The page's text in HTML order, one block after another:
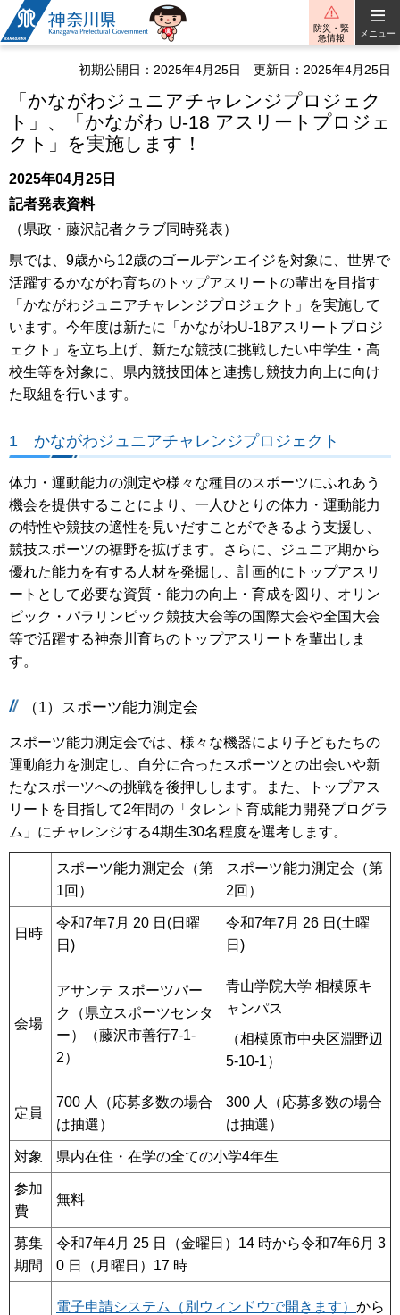
神奈川県
防災・緊
急情報
メニュー
初期公開日：2025年4月25日 更新日：2025年4月25日
「かながわジュニアチャレンジプロジェク
ト」、「かながわ U-18 アスリートプロジェ
クト」を実施します！
2025年04月25日
記者発表資料
（県政・藤沢記者クラブ同時発表）
県では、9歳から12歳のゴールデンエイジを対象に、世界で
活躍するかながわ育ちのトップアスリートの輩出を目指す
「かながわジュニアチャレンジプロジェクト」を実施して
います。今年度は新たに「かながわU-18アスリートプロジ
ェクト」を立ち上げ、新たな競技に挑戦したい中学生・高
校生等を対象に、県内競技団体と連携し競技力向上に向け
た取組を行います。
1 かながわジュニアチャレンジプロジェクト
体力・運動能力の測定や様々な種目のスポーツにふれあう
機会を提供することにより、一人ひとりの体力・運動能力
の特性や競技の適性を見いだすことができるよう支援し、
競技スポーツの裾野を拡げます。さらに、ジュニア期から
優れた能力を有する人材を発掘し、計画的にトップアスリ
ートとして必要な資質・能力の向上・育成を図り、オリン
ピック・パラリンピック競技大会等の国際大会や全国大会
等で活躍する神奈川育ちのトップアスリートを輩出しま
す。
（1）スポーツ能力測定会
スポーツ能力測定会では、様々な機器により子どもたちの
運動能力を測定し、自分に合ったスポーツとの出会いや新
たなスポーツへの挑戦を後押しします。また、トップアス
リートを目指して2年間の「タレント育成能力開発プログラ
ム」にチャレンジする4期生30名程度を選考します。
スポーツ能力測定会（第
1回）
スポーツ能力測定会（第
2回）
日時
令和7年7月 20 日(日曜
日)
令和7年7月 26 日(土曜
日)
会場
アサンテ スポーツパー
ク（県立スポーツセンタ
ー）（藤沢市善行7-1-
2）
青山学院大学 相模原キ
ャンパス
（相模原市中央区淵野辺
5-10-1）
定員
700 人（応募多数の場合
は抽選）
300 人（応募多数の場合
は抽選）
対象 県内在住・在学の全ての小学4年生
参加
費
無料
募集
期間
令和7年4月 25 日（金曜日）14 時から令和7年6月 3
0 日（月曜日）17 時
電子申請システム（別ウィンドウで開きます） から